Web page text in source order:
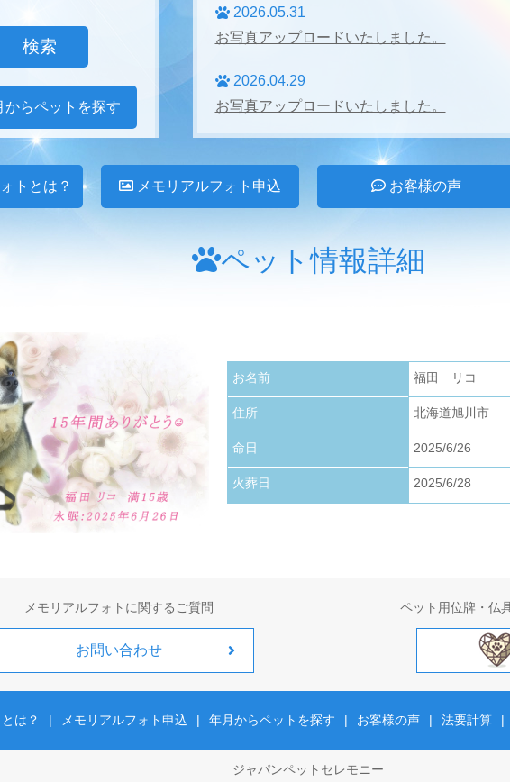
からペットを探す
2026.05.31
お写真アップロードいたしました。
2026.04.29
お写真アップロードいたしました。
お写真アップロードいたしました。
お写真アップロードいたしました。
2026.01.22
お写真アップロードいたしました。
2026.01.01
トとは？ メモリアルフォト申込 お客様の声
ペット情報詳細
お名前 福田 リコ
住所 北海道旭川市
命日 2025/6/26
火葬日 2025/6/28
メモリアルフォトに関するご質問
お問い合わせ
ペット用位牌・仏
は？ | メモリアルフォト申込 | 年月からペットを探す | お客様の声 | 法要計算 |
ジャパンペットセレモニー